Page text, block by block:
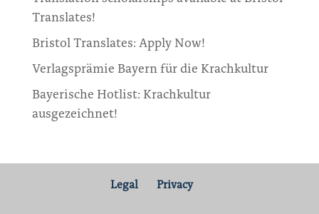
Translates!
Bristol Translates: Apply Now!
Verlagsprämie Bayern für die Krachkultur
Bayerische Hotlist: Krachkultur
ausgezeichnet!
Legal Privacy